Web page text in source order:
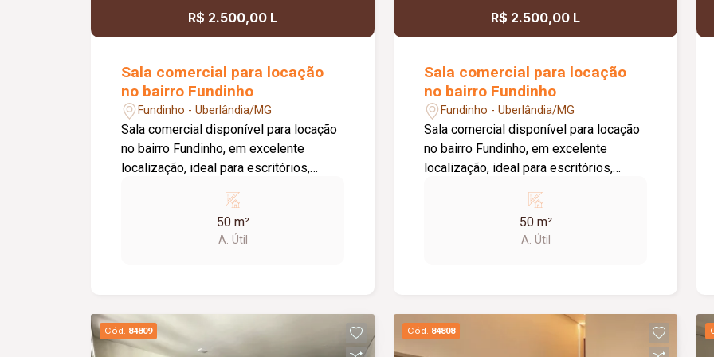
sala, conforme a necessidade do
informações e agende uma visita.
R$ 2.500,00 L
Sala comercial para locação
no bairro Fundinho
Fundinho - Uberlândia/MG
Sala comercial disponível para locação
no bairro Fundinho, em excelente
localização, ideal para escritórios,
profissionais liberais. O imóvel possui
aproximadamente 50 m², forro em
gesso, copa, ponto de água, interfone e
comercial conta com excelente
infraestrutura, incluindo jardim e área de
50 m²
A. Útil
R$ 2.500,00 L
Sala comercial para locação
no bairro Fundinho
Fundinho - Uberlândia/MG
Sala comercial disponível para locação
no bairro Fundinho, em excelente
localização, ideal para escritórios,
profissionais liberais. O imóvel possui
aproximadamente 50 m², forro em
gesso, copa, ponto de água, interfone e
comercial conta com excelente
infraestrutura, incluindo jardim e área de
50 m²
A. Útil
Cód. 84809 Cód. 84808